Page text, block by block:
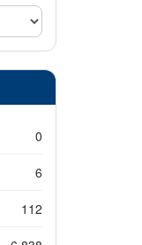
0
6
112